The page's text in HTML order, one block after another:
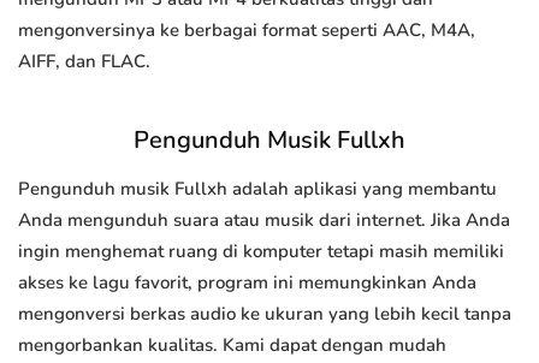
mengonversinya ke berbagai format seperti AAC, M4A,
AIFF, dan FLAC.
Pengunduh Musik Fullxh
Pengunduh musik Fullxh adalah aplikasi yang membantu
Anda mengunduh suara atau musik dari internet. Jika Anda
ingin menghemat ruang di komputer tetapi masih memiliki
akses ke lagu favorit, program ini memungkinkan Anda
mengonversi berkas audio ke ukuran yang lebih kecil tanpa
mengorbankan kualitas. Kami dapat dengan mudah